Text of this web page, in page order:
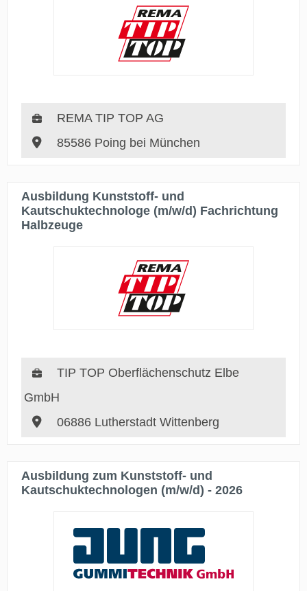
REMA TIP TOP AG
85586 Poing bei München
Ausbildung Kunststoff- und
Kautschuktechnologe (m/w/d) Fachrichtung
Halbzeuge
TIP TOP Oberflächenschutz Elbe
GmbH
06886 Lutherstadt Wittenberg
Ausbildung zum Kunststoff- und
Kautschuktechnologen (m/w/d) - 2026